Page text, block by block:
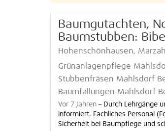
Baumgutachten,
Baumstubben:
Hohenschönhausen,
Grünanlagenpflege
Stubbenfräsen Mahlsdorf
Baumfällungen Mahlsdorf
Vor 7 Jahren – Durch Lehrgänge
informiert. Fachliches Personal
Sicherheit bei Baumpflege und